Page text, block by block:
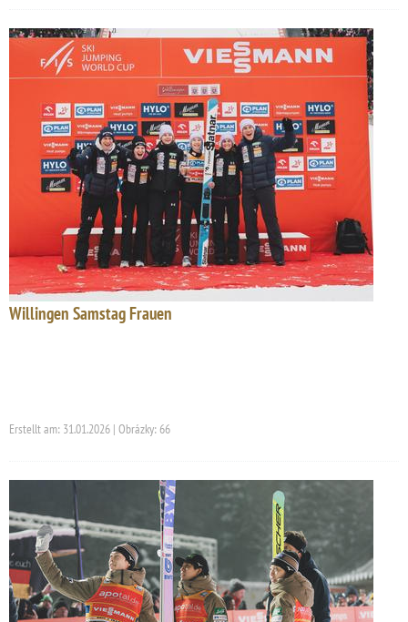
Willingen Samstag Frauen
Erstellt am: 31.01.2026 | Obrázky: 66